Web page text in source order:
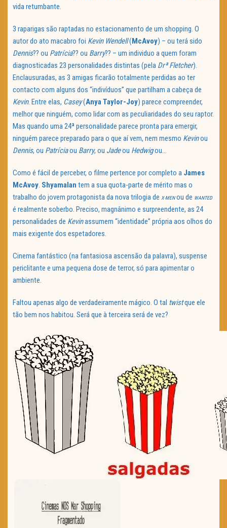
vida retumbante.
3 raparigas são raptadas no estacionamento de um shopping. O
autor do ato macabro foi Kevin Wendell(McAvoy) – ou terá sido
Dennis?? ou Patrícia?? ou Barry?? – um individuo a quem foram
diagnosticadas 23 personalidades distintas (pela Drª Fletcher).
Enclausuradas, as 3 amigas ficarão totalmente perdidas ao ter
contacto com alguns dos “indivíduos” que partilham a cabeça de
Kevin. Entre elas, Casey(Anya Taylor-Joy) parece compreender,
melhor que ninguém, como lidar com as peculiaridades do seu raptor.
Mas quando uma 24ª personalidade parece pronta para emergir,
ninguém parece preparado para o que aí vem, nem mesmo Kevinou
Dennis, ou Patríciaou Barry, ou Jadeou Hedwigou…
Como é fácil de perceber, o filme pertence por completo a James
McAvoy. Shyamalan tem a sua quota-parte de mérito mas o
trabalho do jovem protagonista da nova trilogia de X-MENou de WANTED
é realmente soberbo. Preciso, magnânimo e surpreendente, as 24
personalidades de Kevinassumem “identidade” própria aos olhos do
mais exigente dos espetadores.
Cinema fantástico (na fantasiosa ascensão da palavra), suspense
periclitante e uma pequena dose de terror, só para apimentar o
ambiente.
Faltou apenas algo de verdadeiramente mágico. O tal twistque ele
tão bem nos habitou. Será que à terceira será de vez?